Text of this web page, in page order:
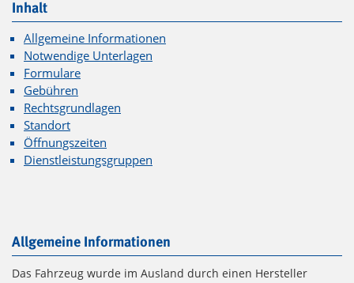
Inhalt
Allgemeine Informationen
Notwendige Unterlagen
Formulare
Gebühren
Rechtsgrundlagen
Standort
Öffnungszeiten
Dienstleistungsgruppen
Allgemeine Informationen
Das Fahrzeug wurde im Ausland durch einen Hersteller